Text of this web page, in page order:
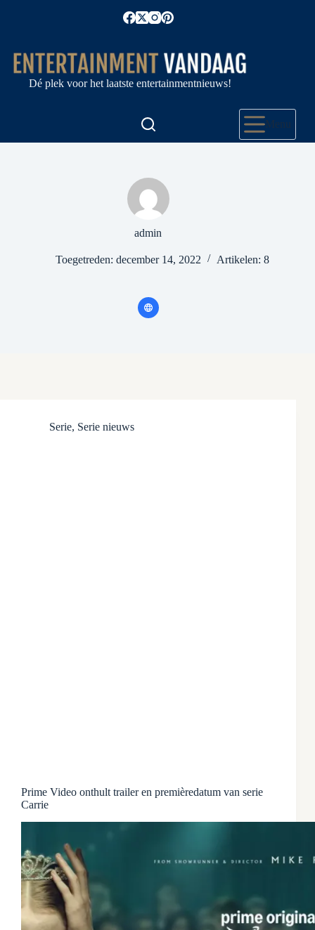
Dé plek voor het laatste entertainmentnieuws!
Menu
admin
Toegetreden: december 14, 2022 Artikelen: 8
Serie, Serie nieuws
Prime Video onthult trailer en premièredatum van serie
Carrie